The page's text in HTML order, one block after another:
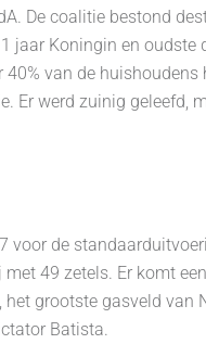
De coalitie bestond
Koningin en
van de
Er werd zuinig geleefd,
voor de
49 zetels. Er komt een
grootste gasveld van
Batista.